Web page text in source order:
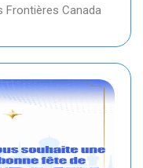
Frontières Canada